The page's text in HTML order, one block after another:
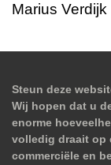
Marius
Steun deze
Wij hopen dat u
enorme
volledig draait op
commerciële en